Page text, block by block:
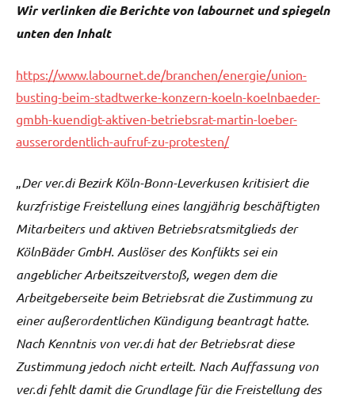
Wir verlinken die Berichte von labournet und spiegeln
unten den Inhalt
https://www.labournet.de/branchen/energie/union-
busting-beim-stadtwerke-konzern-koeln-koelnbaeder-
gmbh-kuendigt-aktiven-betriebsrat-martin-loeber-
ausserordentlich-aufruf-zu-protesten/
Der ver.di Bezirk Köln-Bonn-Leverkusen kritisiert die
kurzfristige Freistellung eines langjährig beschäftigten
Mitarbeiters und aktiven Betriebsratsmitglieds der
KölnBäder GmbH. Auslöser des Konflikts sei ein
angeblicher Arbeitszeitverstoß, wegen dem die
Arbeitgeberseite beim Betriebsrat die Zustimmung zu
einer außerordentlichen Kündigung beantragt hatte.
Nach Kenntnis von ver.di hat der Betriebsrat diese
Zustimmung jedoch nicht erteilt. Nach Auffassung von
ver.di fehlt damit die Grundlage für die Freistellung des